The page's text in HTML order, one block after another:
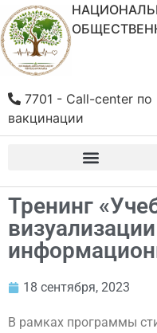
7701 - Call-center по
вакцинации
Тренинг
18 сентября, 2023
В рамках программы